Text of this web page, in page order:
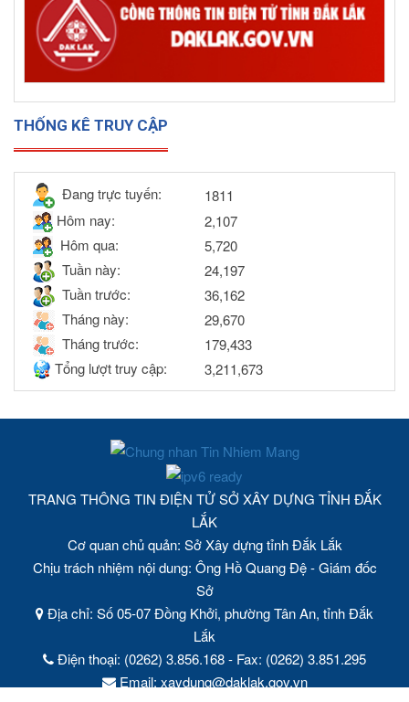
THỐNG KÊ TRUY CẬP
Đang trực tuyến:
1811
Hôm nay:
2,107
Hôm qua:
5,720
Tuần này:
24,197
Tuần trước:
36,162
Tháng này:
29,670
Tháng trước:
179,433
Tổng lượt truy cập:
3,211,673
TRANG THÔNG TIN ĐIỆN TỬ SỞ XÂY DỰNG TỈNH ĐẮK
LẮK
Cơ quan chủ quản: Sở Xây dựng tỉnh Đắk Lắk
Chịu trách nhiệm nội dung: Ông Hồ Quang Đệ - Giám đốc
Sở
Địa chỉ: Số 05-07 Đồng Khởi, phường Tân An, tỉnh Đắk
Lắk
Điện thoại: (0262) 3.856.168 - Fax: (0262) 3.851.295
Email: xaydung@daklak.gov.vn